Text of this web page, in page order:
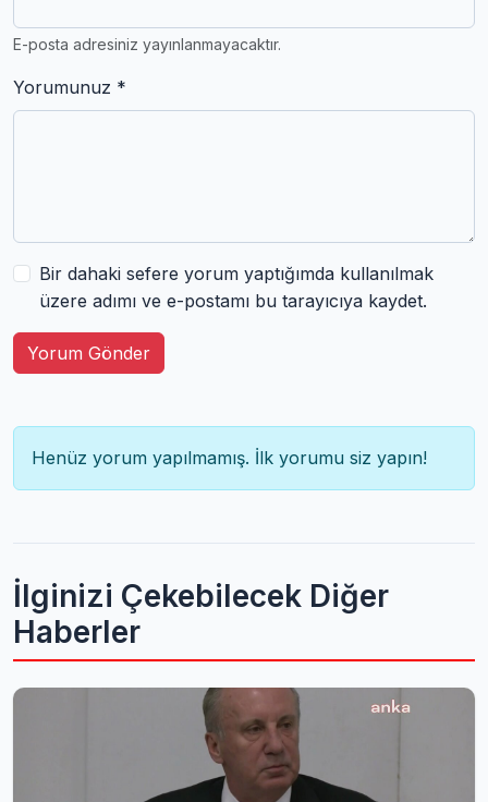
E-posta adresiniz yayınlanmayacaktır.
Yorumunuz *
Bir dahaki sefere yorum yaptığımda kullanılmak
üzere adımı ve e-postamı bu tarayıcıya kaydet.
Yorum Gönder
Henüz yorum yapılmamış. İlk yorumu siz yapın!
İlginizi Çekebilecek Diğer
Haberler